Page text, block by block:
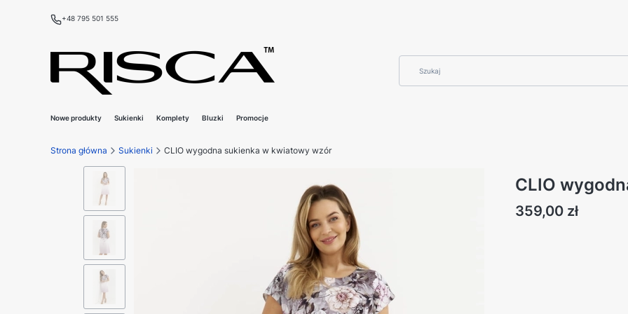
+48 795 501 555
Nowe produkty Sukienki Komplety Bluzki Promocje
Strona główna Sukienki CLIO wygodna sukienka w kwiatowy wzór
CLIO
Cena
359,00 zł